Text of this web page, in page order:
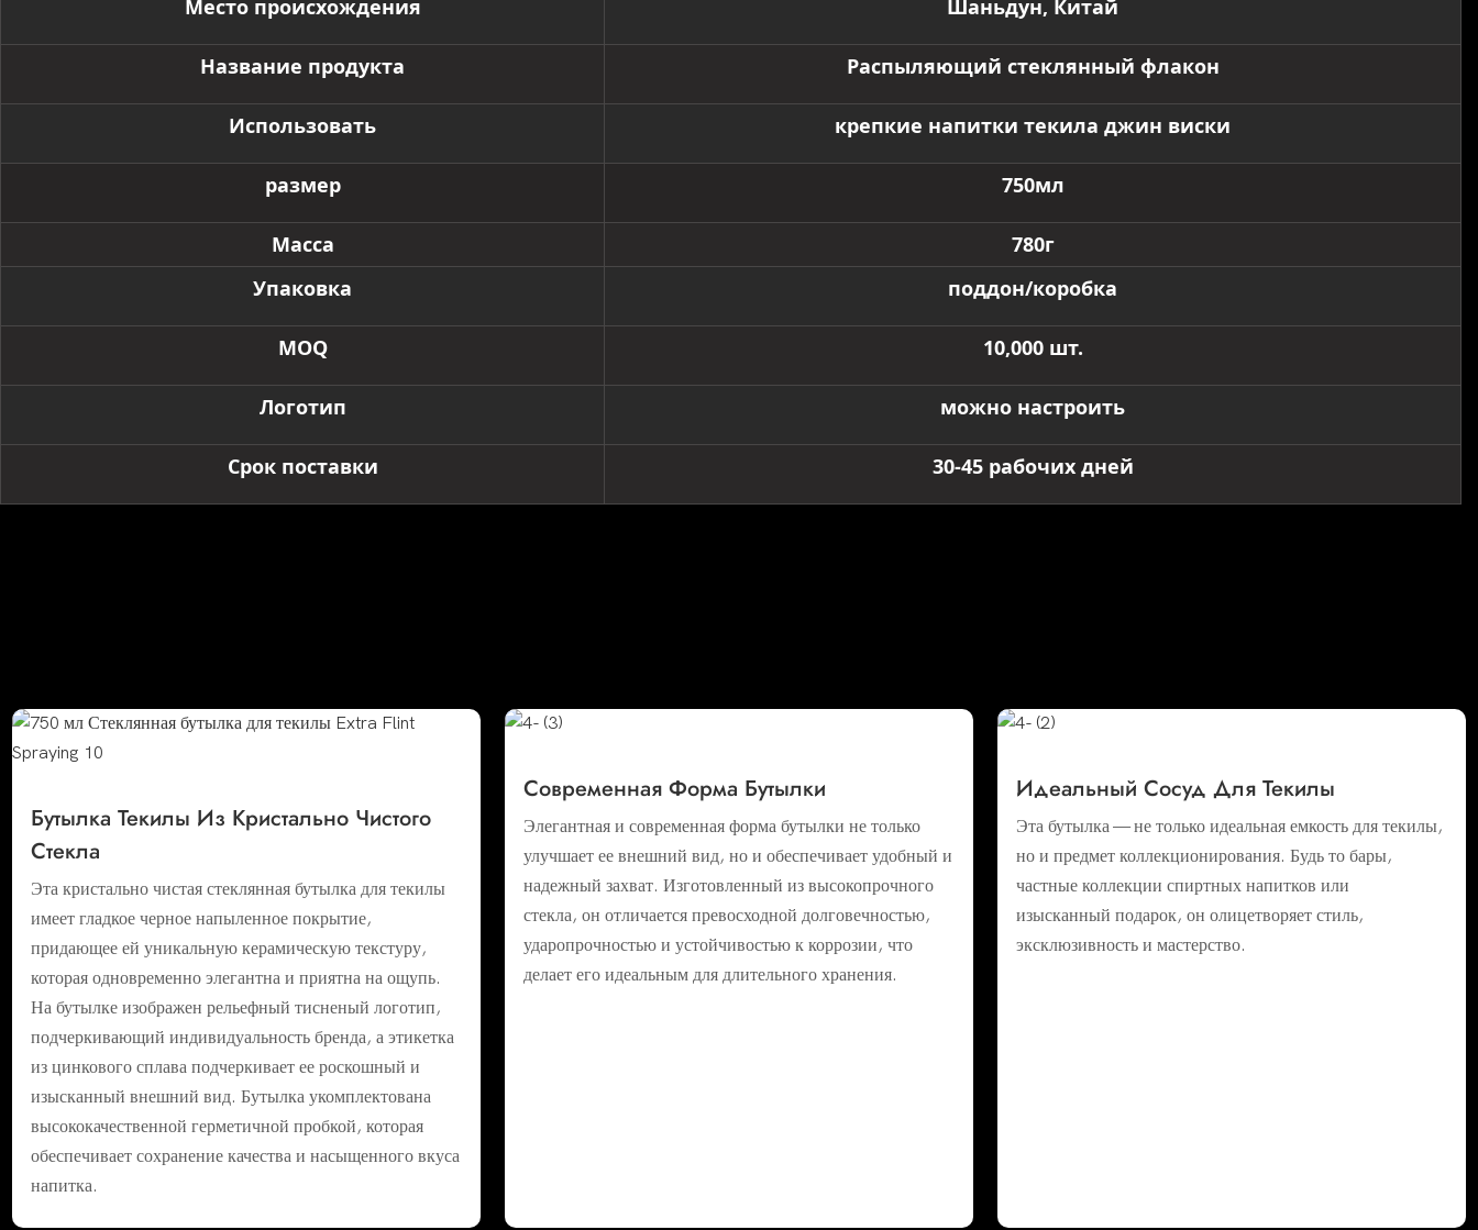
Место происхождения Шаньдун, Китай
Название продукта Распыляющий стеклянный флакон
Использовать крепкие напитки текила джин виски
размер 750мл
Масса
780г
Упаковка
поддон/коробка
MOQ 10,000 шт.
Логотип можно настроить
Срок поставки 30-45 рабочих дней
Бутылка Текилы Из Кристально Чистого
Стекла
Эта кристально чистая стеклянная бутылка для текилы
имеет гладкое черное напыленное покрытие,
придающее ей уникальную керамическую текстуру,
которая одновременно элегантна и приятна на ощупь.
На бутылке изображен рельефный тисненый логотип,
подчеркивающий индивидуальность бренда, а этикетка
из цинкового сплава подчеркивает ее роскошный и
изысканный внешний вид. Бутылка укомплектована
высококачественной герметичной пробкой, которая
обеспечивает сохранение качества и насыщенного вкуса
напитка.
Современная Форма Бутылки
Элегантная и современная форма бутылки не только
улучшает ее внешний вид, но и обеспечивает удобный и
надежный захват. Изготовленный из высокопрочного
стекла, он отличается превосходной долговечностью,
ударопрочностью и устойчивостью к коррозии, что
делает его идеальным для длительного хранения.
Идеальный Сосуд Для Текилы
Эта бутылка — не только идеальная емкость для текилы,
но и предмет коллекционирования. Будь то бары,
частные коллекции спиртных напитков или
изысканный подарок, он олицетворяет стиль,
эксклюзивность и мастерство.